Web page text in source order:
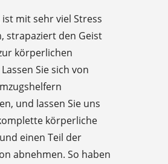
ist mit sehr viel Stress
strapaziert den Geist
körperlichen
Sie sich von
und lassen Sie uns
körperliche
einen Teil der
abnehmen. So haben